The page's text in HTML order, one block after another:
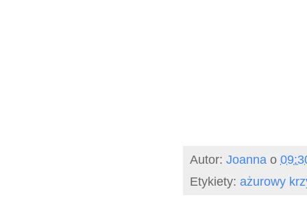
Autor: Joanna o
Etykiety: ażurowy